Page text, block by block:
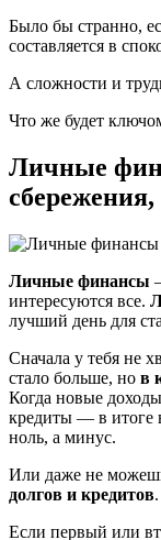
Было бы странно,
составляется в
А сложности и
Что же будет
Личные
Личные финансы
интересуются все.
лучший день для
Сначала у тебя не
стало больше, но в
Когда новые
кредиты — в итоге
ноль, а минус.
Или даже не
долгов и кредитов.
Если первый или